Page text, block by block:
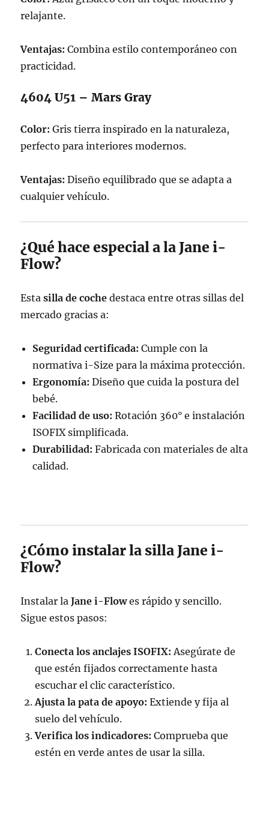
relajante.
Ventajas: Combina estilo contemporáneo con
practicidad.
4604 U51 – Mars Gray
Color: Gris tierra inspirado en la naturaleza,
perfecto para interiores modernos.
Ventajas: Diseño equilibrado que se adapta a
cualquier vehículo.
¿Qué hace especial a la Jane i-
Flow?
Estasilla de coche destaca entre otras sillas del
mercado gracias a:
Seguridad certificada: Cumple con la
normativa i-Size para la máxima protección.
Ergonomía: Diseño que cuida la postura del
bebé.
Facilidad de uso: Rotación 360° e instalación
ISOFIX simplificada.
Durabilidad: Fabricada con materiales de alta
calidad.
¿Cómo instalar la silla Jane i-
Flow?
Instalar laJane i-Flowes rápido y sencillo.
Sigue estos pasos:
Conecta los anclajes ISOFIX: Asegúrate de
que estén fijados correctamente hasta
escuchar el clic característico.
Ajusta la pata de apoyo: Extiende y fija al
suelo del vehículo.
Verifica los indicadores: Comprueba que
estén en verde antes de usar la silla.